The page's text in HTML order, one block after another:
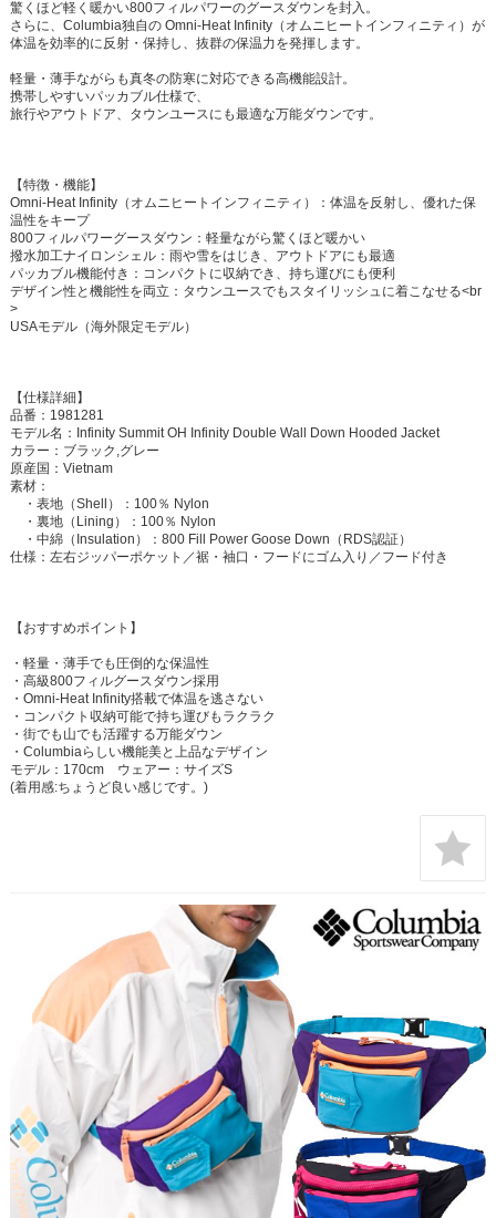
驚くほど軽く暖かい800フィルパワーのグースダウンを封入。
さらに、Columbia独自の Omni-Heat Infinity（オムニヒートインフィニティ）が
体温を効率的に反射・保持し、抜群の保温力を発揮します。
軽量・薄手ながらも真冬の防寒に対応できる高機能設計。
携帯しやすいパッカブル仕様で、
旅行やアウトドア、タウンユースにも最適な万能ダウンです。
【特徴・機能】
Omni-Heat Infinity（オムニヒートインフィニティ）：体温を反射し、優れた保
温性をキープ
800フィルパワーグースダウン：軽量ながら驚くほど暖かい
撥水加工ナイロンシェル：雨や雪をはじき、アウトドアにも最適
パッカブル機能付き：コンパクトに収納でき、持ち運びにも便利
デザイン性と機能性を両立：タウンユースでもスタイリッシュに着こなせる<br
>
USAモデル（海外限定モデル）
【仕様詳細】
品番：1981281
モデル名：Infinity Summit OH Infinity Double Wall Down Hooded Jacket
カラー：ブラック,グレー
原産国：Vietnam
素材：
・表地（Shell）：100％ Nylon
・裏地（Lining）：100％ Nylon
・中綿（Insulation）：800 Fill Power Goose Down（RDS認証）
仕様：左右ジッパーポケット／裾・袖口・フードにゴム入り／フード付き
【おすすめポイント】
・軽量・薄手でも圧倒的な保温性
・高級800フィルグースダウン採用
・Omni-Heat Infinity搭載で体温を逃さない
・コンパクト収納可能で持ち運びもラクラク
・街でも山でも活躍する万能ダウン
・Columbiaらしい機能美と上品なデザイン
モデル：170cm ウェアー：サイズS
(着用感:ちょうど良い感じです。)